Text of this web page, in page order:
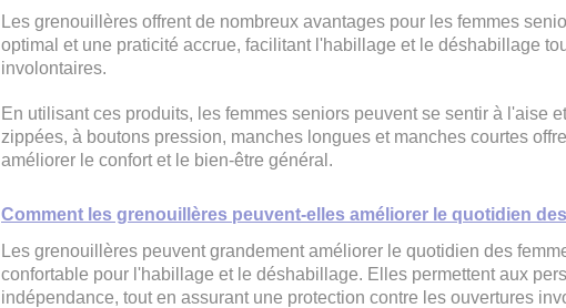
Les grenouillères offrent de nombreux avantages pour les femmes
optimal et une praticité accrue, facilitant l'habillage et le déshabillage
involontaires.
En utilisant ces produits, les femmes seniors peuvent se sentir à l'aise
zippées, à boutons pression, manches longues et manches courtes
améliorer le confort et le bien-être général.
Comment les grenouillères peuvent-elles améliorer le quotidien
Les grenouillères peuvent grandement améliorer le quotidien des
confortable pour l'habillage et le déshabillage. Elles permettent aux
indépendance, tout en assurant une protection contre les ouvertures